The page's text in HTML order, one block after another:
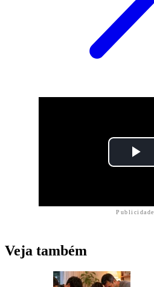
Publicidade
Veja também